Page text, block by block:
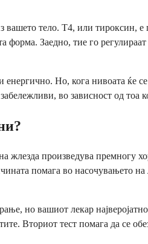
вашето тело. Т4, или тироксин,
Заедно, тие го
Но, кога нивоата ќе
во зависност од тоа
жлезда произведува премногу
помага во насочувањето
но вашиот лекар
Вториот тест помага да се